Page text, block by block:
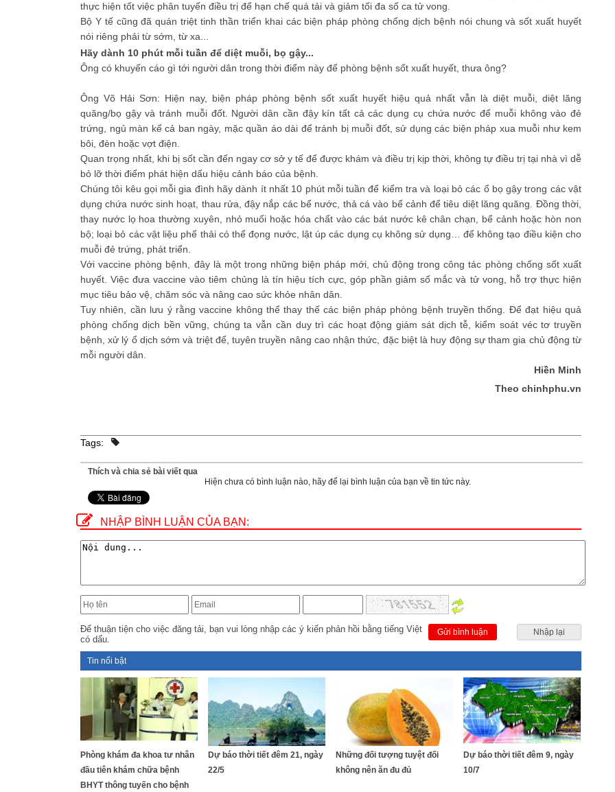
thực hiện tốt việc phân tuyến điều trị để hạn chế quá tải và giảm tối đa số ca tử vong.
Bộ Y tế cũng đã quán triệt tinh thần triển khai các biện pháp phòng chống dịch bệnh nói chung và sốt xuất huyết
nói riêng phải từ sớm, từ xa...
Hãy dành 10 phút mỗi tuần để diệt muỗi, bọ gậy...
Ông có khuyến cáo gì tới người dân trong thời điểm này để phòng bệnh sốt xuất huyết, thưa ông?
Ông Võ Hải Sơn: Hiện nay, biện pháp phòng bệnh sốt xuất huyết hiệu quả nhất vẫn là diệt muỗi, diệt lăng
quăng/bọ gậy và tránh muỗi đốt. Người dân cần đậy kín tất cả các dụng cụ chứa nước để muỗi không vào đẻ
trứng, ngủ màn kể cả ban ngày, mặc quần áo dài để tránh bị muỗi đốt, sử dụng các biện pháp xua muỗi như kem
bôi, đèn hoặc vợt điện.
Quan trọng nhất, khi bị sốt cần đến ngay cơ sở y tế để được khám và điều trị kịp thời, không tự điều trị tại nhà vì dễ
bỏ lỡ thời điểm phát hiện dấu hiệu cảnh báo của bệnh.
Chúng tôi kêu gọi mỗi gia đình hãy dành ít nhất 10 phút mỗi tuần để kiểm tra và loại bỏ các ổ bọ gậy trong các vật
dụng chứa nước sinh hoạt, thau rửa, đậy nắp các bể nước, thả cá vào bể cảnh để tiêu diệt lăng quăng. Đồng thời,
thay nước lọ hoa thường xuyên, nhỏ muối hoặc hóa chất vào các bát nước kê chân chạn, bể cảnh hoặc hòn non
bộ; loại bỏ các vật liệu phế thải có thể đọng nước, lật úp các dụng cụ không sử dụng… để không tạo điều kiện cho
muỗi đẻ trứng, phát triển.
Với vaccine phòng bệnh, đây là một trong những biện pháp mới, chủ động trong công tác phòng chống sốt xuất
huyết. Việc đưa vaccine vào tiêm chủng là tín hiệu tích cực, góp phần giảm số mắc và tử vong, hỗ trợ thực hiện
mục tiêu bảo vệ, chăm sóc và nâng cao sức khỏe nhân dân.
Tuy nhiên, cần lưu ý rằng vaccine không thể thay thế các biện pháp phòng bệnh truyền thống. Để đạt hiệu quả
phòng chống dịch bền vững, chúng ta vẫn cần duy trì các hoạt động giám sát dịch tễ, kiểm soát véc tơ truyền
bệnh, xử lý ổ dịch sớm và triệt để, tuyên truyền nâng cao nhận thức, đặc biệt là huy động sự tham gia chủ động từ
mỗi người dân.
Hiền Minh
Theo chinhphu.vn
Tags:
Thích và chia sẻ bài viết qua
Hiện chưa có bình luận nào, hãy để lại bình luận của bạn về tin tức này.
NHẬP BÌNH LUẬN CỦA BẠN:
Để thuận tiện cho việc đăng tải, bạn vui lòng nhập các ý kiến phản hồi bằng tiếng Việt
có dấu.
Gửi bình luận Nhập lại
Tin nổi bật
Phòng khám đa khoa tư nhân
đầu tiên khám chữa bệnh
BHYT thông tuyến cho bệnh
Dự báo thời tiết đêm 21, ngày
22/5
Những đối tượng tuyệt đối
không nên ăn đu đủ
Dự báo thời tiết đêm 9, ngày
10/7